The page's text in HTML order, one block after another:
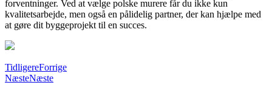
forventninger. Ved at vælge polske murere får du ikke kun
kvalitetsarbejde, men også en pålidelig partner, der kan hjælpe med
at gøre dit byggeprojekt til en succes.
TidligereForrige
NæsteNæste